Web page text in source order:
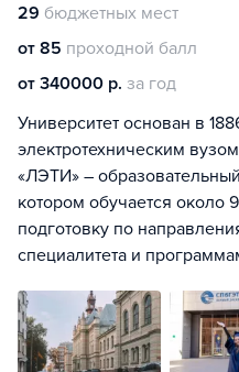
29 бюджетных мест
от 85 проходной балл
от 340000 р. за год
Университет основан в
электротехническим
«ЛЭТИ» –
котором обучается около
подготовку по
специалитета и